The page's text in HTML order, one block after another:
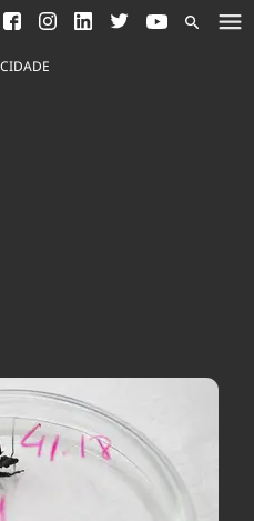
Saneamento
Indicadores
Meio Ambiente
Podcast
Política